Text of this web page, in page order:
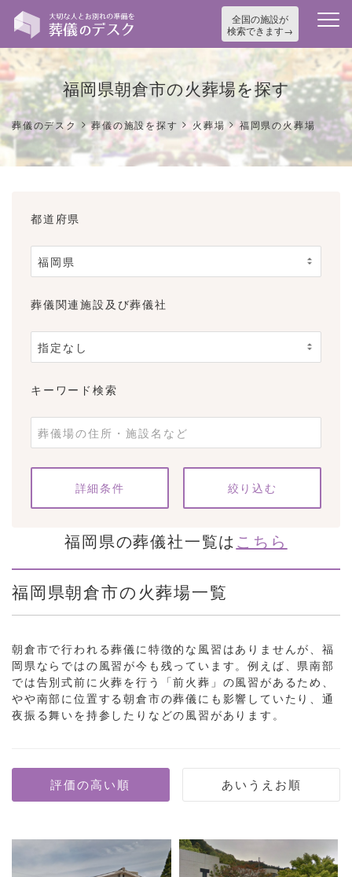
全国の施設が
検索できます
福岡県朝倉市の火葬場を探す
葬儀のデスク >葬儀の施設を探す > 火葬場>福岡県の火葬場
都道府県
葬儀関連施設及び葬儀社
キーワード検索
条件をクリア
詳細条件
福岡県の葬儀社一覧は こちら
福岡県朝倉市の火葬場一覧
朝倉市で行われる葬儀に特徴的な風習はありませんが、福
岡県ならではの風習が今も残っています。例えば、県南部
では告別式前に火葬を行う「前火葬」の風習があるため、
やや南部に位置する朝倉市の葬儀にも影響していたり、通
夜振る舞いを持参したりなどの風習があります。